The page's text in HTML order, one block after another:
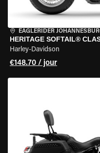
EAGLERIDER
HERITAGE SOFTAIL®
Harley-Davidson
€148.70 / jour